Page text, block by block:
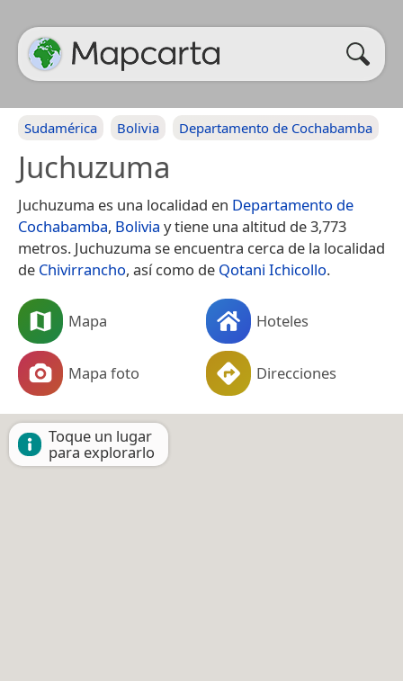
Sudamérica Bolivia Departamento de Cochabamba
Juchuzuma
Juchuzuma es una localidad en Departamento de
Cochabamba, Bolivia y tiene una altitud de 3,773
metros. Juchuzuma se encuentra cerca de la localidad
de Chivirrancho, así como de Qotani Ichicollo.
Mapa Hoteles
Mapa foto Direcciones
Toque un lugar
para explorarlo